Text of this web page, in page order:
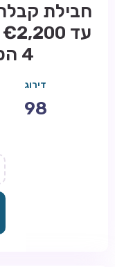
4 הפקדות ראשונות
דירוג
98